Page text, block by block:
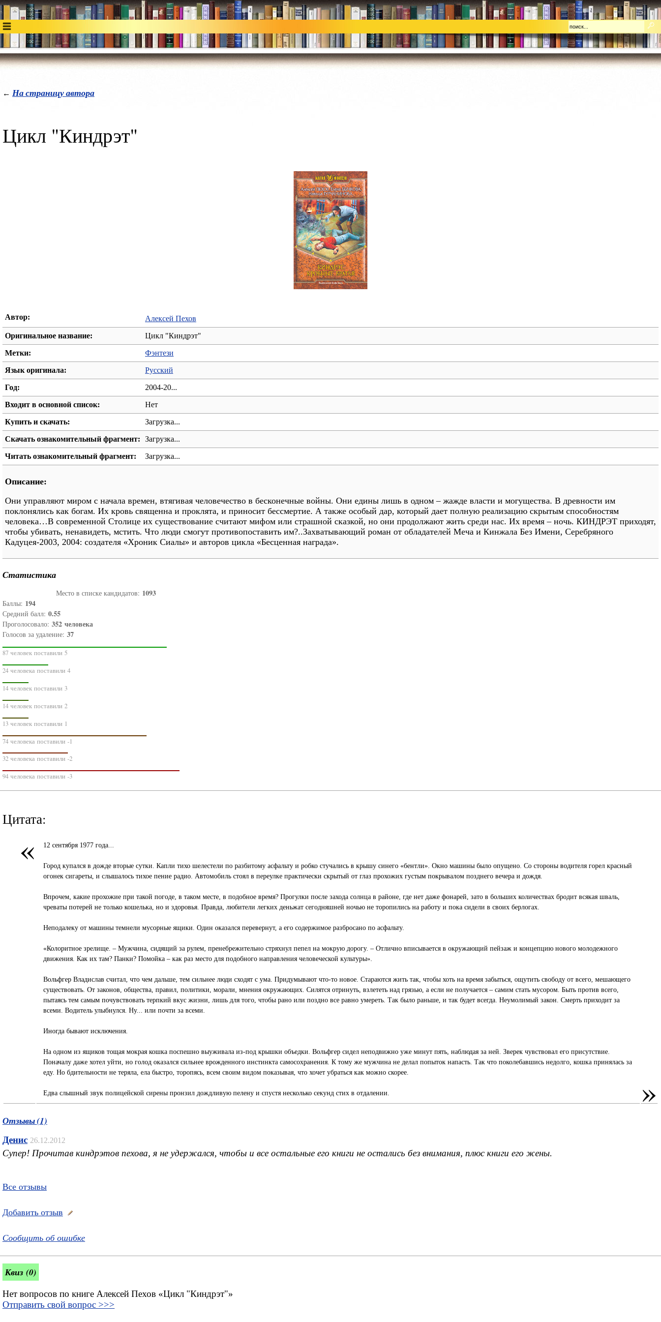
← На страницу автора
Цикл "Киндрэт"
Автор: Алексей Пехов
Оригинальное название: Цикл "Киндрэт"
Метки: Фэнтези
Язык оригинала: Русский
Год: 2004-20...
Входит в основной список: Нет
Купить и скачать: Загрузка...
Скачать ознакомительный фрагмент: Загрузка...
Читать ознакомительный фрагмент: Загрузка...
Описание:
Они управляют миром с начала времен, втягивая человечество в бесконечные войны. Они едины лишь в одном – жажде власти и могущества. В древности им
поклонялись как богам. Их кровь священна и проклята, и приносит бессмертие. А также особый дар, который дает полную реализацию скрытым способностям
человека…В современной Столице их существование считают мифом или страшной сказкой, но они продолжают жить среди нас. Их время – ночь. КИНДРЭТ приходят,
чтобы убивать, ненавидеть, мстить. Что люди смогут противопоставить им?..Захватывающий роман от обладателей Меча и Кинжала Без Имени, Серебряного
Кадуцея-2003, 2004: создателя «Хроник Сиалы» и авторов цикла «Бесценная награда».
Статистика
Место в списке кандидатов: 1093
Баллы: 194
Средний балл: 0.55
Проголосовало: 352 человека
Голосов за удаление: 37
87 человек поставили 5
24 человека поставили 4
14 человек поставили 3
14 человек поставили 2
13 человек поставили 1
74 человека поставили -1
32 человека поставили -2
94 человека поставили -3
Цитата:
« 12 сентября 1977 года...
Город купался в дожде вторые сутки. Капли тихо шелестели по разбитому асфальту и робко стучались в крышу синего «бентли». Окно машины было опущено. Со стороны водителя горел красный
огонек сигареты, и слышалось тихое пение радио. Автомобиль стоял в переулке практически скрытый от глаз прохожих густым покрывалом позднего вечера и дождя.
Впрочем, какие прохожие при такой погоде, в таком месте, в подобное время? Прогулки после захода солнца в районе, где нет даже фонарей, зато в больших количествах бродит всякая шваль,
чреваты потерей не только кошелька, но и здоровья. Правда, любители легких деньжат сегодняшней ночью не торопились на работу и пока сидели в своих берлогах.
Неподалеку от машины темнели мусорные ящики. Один оказался перевернут, а его содержимое разбросано по асфальту.
«Колоритное зрелище. – Мужчина, сидящий за рулем, пренебрежительно стряхнул пепел на мокрую дорогу. – Отлично вписывается в окружающий пейзаж и концепцию нового молодежного
движения. Как их там? Панки? Помойка – как раз место для подобного направления человеческой культуры».
Вольфгер Владислав считал, что чем дальше, тем сильнее люди сходят с ума. Придумывают что-то новое. Стараются жить так, чтобы хоть на время забыться, ощутить свободу от всего, мешающего
существовать. От законов, общества, правил, политики, морали, мнения окружающих. Силятся отринуть, взлететь над грязью, а если не получается – самим стать мусором. Быть против всего,
пытаясь тем самым почувствовать терпкий вкус жизни, лишь для того, чтобы рано или поздно все равно умереть. Так было раньше, и так будет всегда. Неумолимый закон. Смерть приходит за
всеми. Водитель улыбнулся. Ну... или почти за всеми.
Иногда бывают исключения.
На одном из ящиков тощая мокрая кошка поспешно выуживала из-под крышки объедки. Вольфгер сидел неподвижно уже минут пять, наблюдая за ней. Зверек чувствовал его присутствие.
Поначалу даже хотел уйти, но голод оказался сильнее врожденного инстинкта самосохранения. К тому же мужчина не делал попыток напасть. Так что поколебавшись недолго, кошка принялась за
еду. Но бдительности не теряла, ела быстро, торопясь, всем своим видом показывая, что хочет убраться как можно скорее.
Едва слышный звук полицейской сирены пронзил дождливую пелену и спустя несколько секунд стих в отдалении. »
Отзывы (1)
Денис 26.12.2012
Супер! Прочитав киндрэтов пехова, я не удержался, чтобы и все остальные его книги не остались без внимания, плюс книги его жены.
Все отзывы
Добавить отзыв
Сообщить об ошибке
Квиз (0)
Нет вопросов по книге Алексей Пехов «Цикл "Киндрэт"»
Отправить свой вопрос >>>